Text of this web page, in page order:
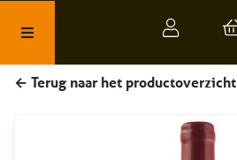
Veelgestelde vragen
← Terug naar het productoverzicht